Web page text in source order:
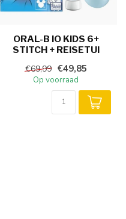
ORAL-B IO KIDS 6+
STITCH + REISETUI
€69,99 €49,85
Op voorraad